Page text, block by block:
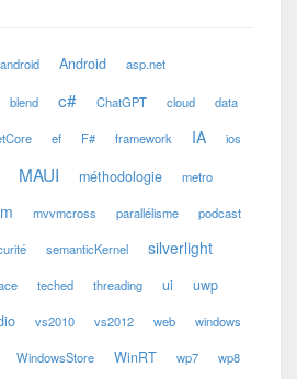
android Android asp.net
blend c# ChatGPT cloud data
ef F# framework IA ios
MAUI méthodologie metro
mvvmcross parallélisme podcast
semanticKernel silverlight
teched threading ui uwp
vs2010 vs2012 web windows
WindowsStore WinRT wp7 wp8